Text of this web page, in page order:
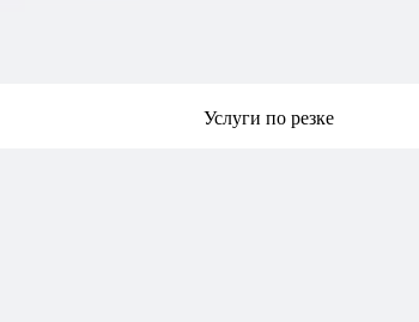
Услуги по резке